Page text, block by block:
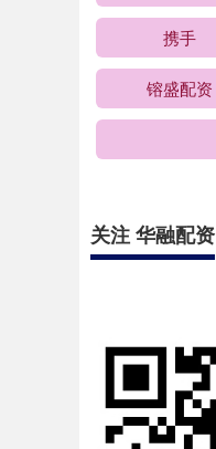
携手
镕盛配资
关注 华融配资